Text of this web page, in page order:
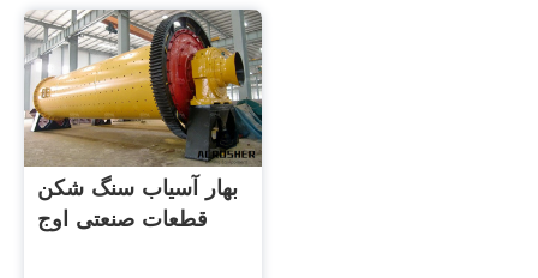
بهار آسیاب سنگ شکن
قطعات صنعتی اوج